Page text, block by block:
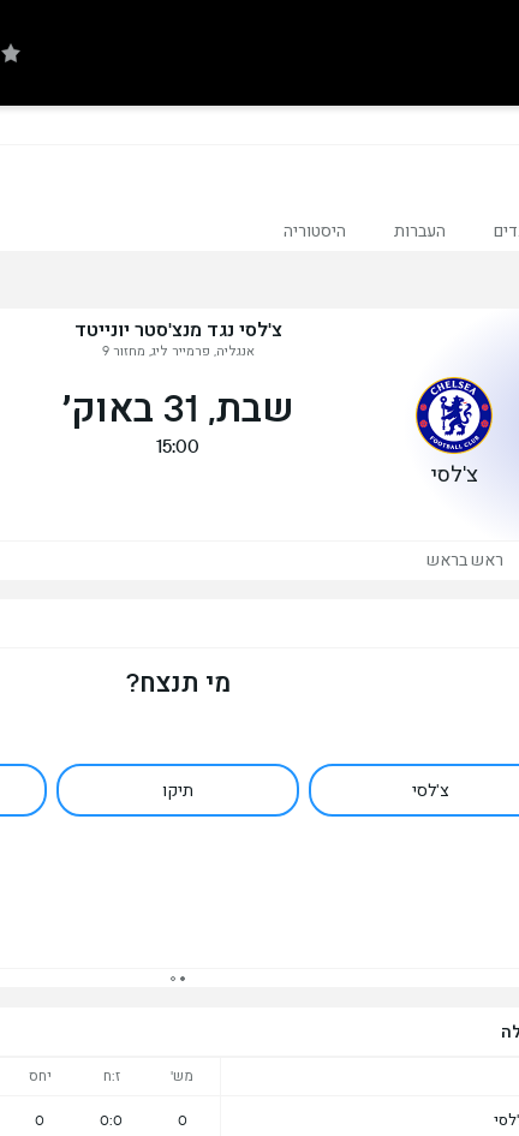
העברות היסטוריה
צ'לסי נגד מנצ'סטר יונייטד
אנגליה, פרמייר ליג, מחזור 9
צ'לסי
שבת, 31 באוק׳
15:00
ראש בראש
מי תנצח?
צ'לסי תיקו
מש' ז:ח יחס
0
0:0
0